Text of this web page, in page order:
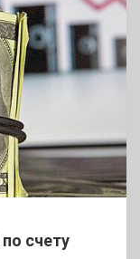
счету